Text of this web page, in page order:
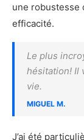
une robustesse
efficacité.
Le plus
hésitation! Il
vie.
MIGUEL M.
J’ai été